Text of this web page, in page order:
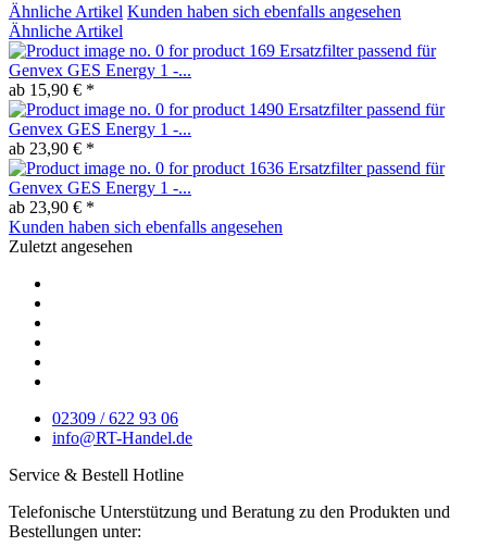
Ähnliche Artikel Kunden haben sich ebenfalls angesehen
Ähnliche Artikel
Ersatzfilter passend für
Genvex GES Energy 1 -...
ab 15,90 € *
Ersatzfilter passend für
Genvex GES Energy 1 -...
ab 23,90 € *
Ersatzfilter passend für
Genvex GES Energy 1 -...
ab 23,90 € *
Kunden haben sich ebenfalls angesehen
Zuletzt angesehen
02309 / 622 93 06
info@RT-Handel.de
Service & Bestell Hotline
Telefonische Unterstützung und Beratung zu den Produkten und
Bestellungen unter: